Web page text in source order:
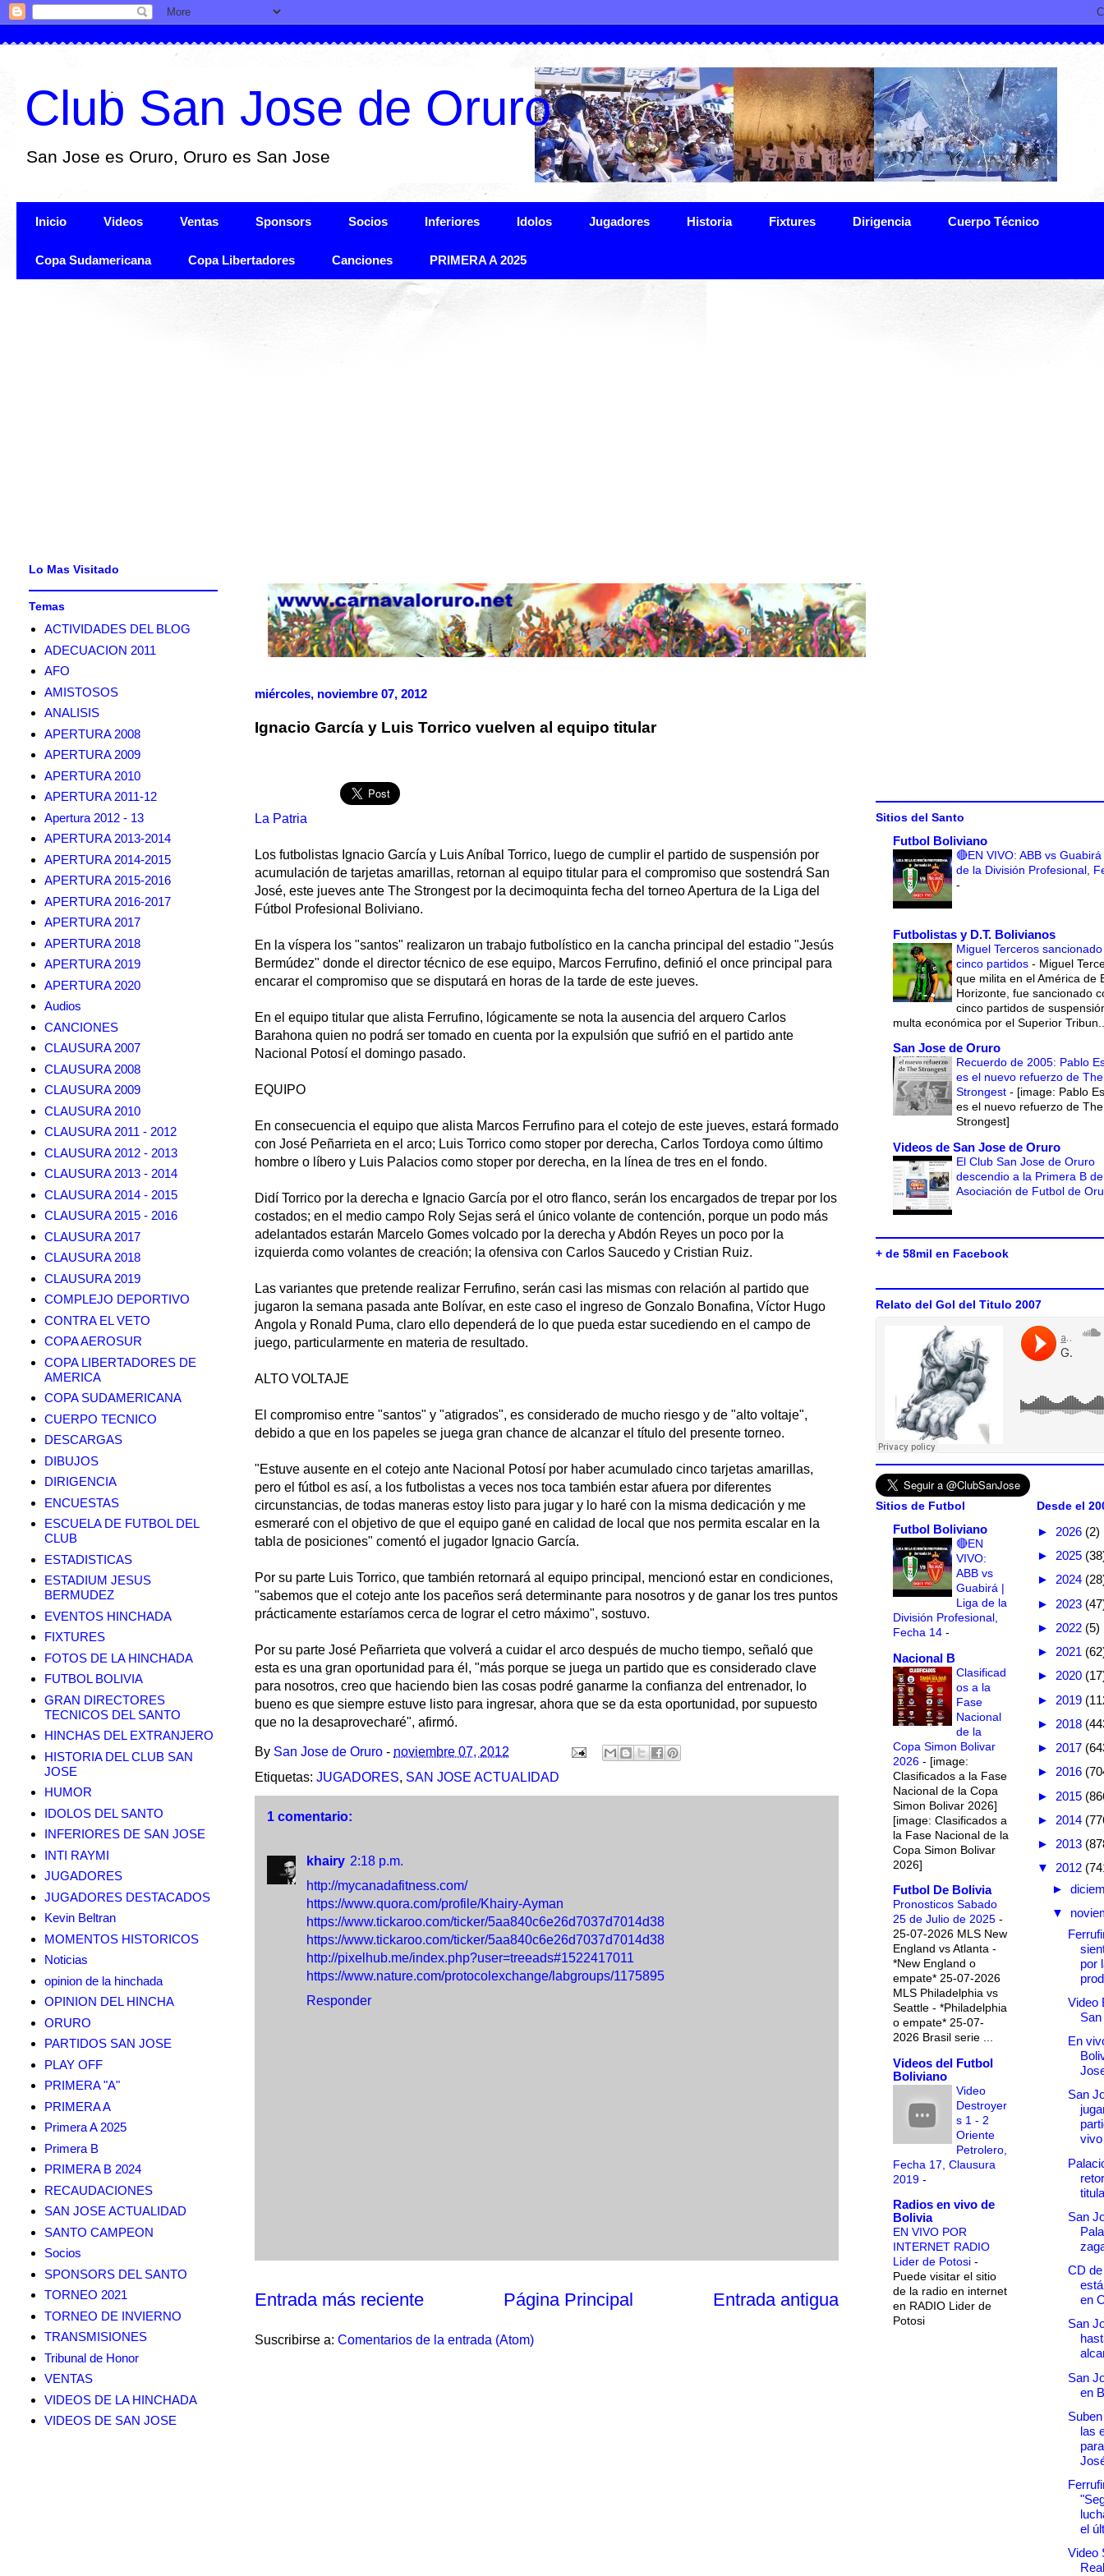
Club San Jose de Oruro
San Jose es Oruro, Oruro es San Jose
Inicio Videos Ventas Sponsors Socios Inferiores Idolos Jugadores Historia Fixtures Dirigencia Cuerpo Técnico
Copa Sudamericana Copa Libertadores Canciones PRIMERA A 2025
miércoles, noviembre 07, 2012
Ignacio García y Luis Torrico vuelven al equipo titular
La Patria
Los futbolistas Ignacio García y Luis Aníbal Torrico, luego de cumplir el partido de suspensión por
acumulación de tarjetas amarillas, retornan al equipo titular para el compromiso que sostendrá San
José, este jueves ante The Strongest por la decimoquinta fecha del torneo Apertura de la Liga del
Fútbol Profesional Boliviano.
En la víspera los "santos" realizaron un trabajo futbolístico en la cancha principal del estadio "Jesús
Bermúdez" donde el director técnico de ese equipo, Marcos Ferrufino, definió el once principal para
encarar el compromiso que se disputará en horas de la tarde de este jueves.
En el equipo titular que alista Ferrufino, lógicamente se nota la ausencia del arquero Carlos
Barahona quien no podrá ser tomado en cuenta por la expulsión que sufrió en el partido ante
Nacional Potosí el domingo pasado.
EQUIPO
En consecuencia el equipo que alista Marcos Ferrufino para el cotejo de este jueves, estará formado
con José Peñarrieta en el arco; Luis Torrico como stoper por derecha, Carlos Tordoya como último
hombre o líbero y Luis Palacios como stoper por derecha, en la línea de tres en el fondo.
Didí Torrico por la derecha e Ignacio García por el otro flanco, serán los encargados de trepar por los
costados; en el medio campo Roly Sejas será el único volante de contención, porque un podo más
adelantados estarán Marcelo Gomes volcado por la derecha y Abdón Reyes un poco por la
izquierda como volantes de creación; la ofensiva con Carlos Saucedo y Cristian Ruiz.
Las variantes que pretende realizar Ferrufino, serán casi las mismas con relación al partido que
jugaron la semana pasada ante Bolívar, en este caso el ingreso de Gonzalo Bonafina, Víctor Hugo
Angola y Ronald Puma, claro ello dependerá de lo que pueda estar sucediendo en el campo de
juego, particularmente en materia de resultado.
ALTO VOLTAJE
El compromiso entre "santos" y "atigrados", es considerado de mucho riesgo y de "alto voltaje",
debido a que en los papeles se juega gran chance de alcanzar el título del presente torneo.
"Estuve ausente en el cotejo ante Nacional Potosí por haber acumulado cinco tarjetas amarillas,
pero el fútbol es así, a los futbolistas a veces nos toca también estar afuera por diferentes
circunstancias, de todas maneras estoy listo para jugar y lo haré con la misma dedicación y me
esmeraré con el objetivo de que el equipo gané en calidad de local que nos permita escalar en la
tabla de posiciones" comentó el jugador Ignacio García.
Por su parte Luis Torrico, que también retornará al equipo principal, mencionó estar en condiciones,
"sabemos que el cotejo ante los paceños será determinante para nosotros y de ganar los tres puntos
prácticamente estaríamos cerca de lograr el cetro máximo", sostuvo.
Por su parte José Peñarrieta que volverá a cuidar el arco después de mucho tiempo, señaló que
esta es una gran oportunidad para él, "más porque se juega un partido que es considerado clave
para nosotros, creo que haciendo bien las cosas podré ganarme la confianza del entrenador, lo
bueno es que siempre estuve listo para ingresar, ahora que se da esta oportunidad, por supuesto
que no la desaprovecharé", afirmó.
By San Jose de Oruro - noviembre 07, 2012
Etiquetas: JUGADORES, SAN JOSE ACTUALIDAD
1 comentario:
khairy 2:18 p.m.
http://mycanadafitness.com/
https://www.quora.com/profile/Khairy-Ayman
https://www.tickaroo.com/ticker/5aa840c6e26d7037d7014d38
https://www.tickaroo.com/ticker/5aa840c6e26d7037d7014d38
http://pixelhub.me/index.php?user=treeads#1522417011
https://www.nature.com/protocolexchange/labgroups/1175895
Responder
Entrada más reciente Entrada antigua
Página Principal
Suscribirse a: Comentarios de la entrada (Atom)
Lo Mas Visitado
Temas
ACTIVIDADES DEL BLOG
ADECUACION 2011
AFO
AMISTOSOS
ANALISIS
APERTURA 2008
APERTURA 2009
APERTURA 2010
APERTURA 2011-12
Apertura 2012 - 13
APERTURA 2013-2014
APERTURA 2014-2015
APERTURA 2015-2016
APERTURA 2016-2017
APERTURA 2017
APERTURA 2018
APERTURA 2019
APERTURA 2020
Audios
CANCIONES
CLAUSURA 2007
CLAUSURA 2008
CLAUSURA 2009
CLAUSURA 2010
CLAUSURA 2011 - 2012
CLAUSURA 2012 - 2013
CLAUSURA 2013 - 2014
CLAUSURA 2014 - 2015
CLAUSURA 2015 - 2016
CLAUSURA 2017
CLAUSURA 2018
CLAUSURA 2019
COMPLEJO DEPORTIVO
CONTRA EL VETO
COPA AEROSUR
COPA LIBERTADORES DE
AMERICA
COPA SUDAMERICANA
CUERPO TECNICO
DESCARGAS
DIBUJOS
DIRIGENCIA
ENCUESTAS
ESCUELA DE FUTBOL DEL
CLUB
ESTADISTICAS
ESTADIUM JESUS
BERMUDEZ
EVENTOS HINCHADA
FIXTURES
FOTOS DE LA HINCHADA
FUTBOL BOLIVIA
GRAN DIRECTORES
TECNICOS DEL SANTO
HINCHAS DEL EXTRANJERO
HISTORIA DEL CLUB SAN
JOSE
HUMOR
IDOLOS DEL SANTO
INFERIORES DE SAN JOSE
INTI RAYMI
JUGADORES
JUGADORES DESTACADOS
Kevin Beltran
MOMENTOS HISTORICOS
Noticias
opinion de la hinchada
OPINION DEL HINCHA
ORURO
PARTIDOS SAN JOSE
PLAY OFF
PRIMERA "A"
PRIMERA A
Primera A 2025
Primera B
PRIMERA B 2024
RECAUDACIONES
SAN JOSE ACTUALIDAD
SANTO CAMPEON
Socios
SPONSORS DEL SANTO
TORNEO 2021
TORNEO DE INVIERNO
TRANSMISIONES
Tribunal de Honor
VENTAS
VIDEOS DE LA HINCHADA
VIDEOS DE SAN JOSE
Sitios del Santo
Futbol Boliviano
🔴EN VIVO: ABB vs
de la División Profesional,
-
Futbolistas y D.T. Bolivianos
Miguel Terceros
cinco partidos - Miguel
que milita en el América de
Horizonte, fue sancionado
cinco partidos de
multa económica por el Superior
San Jose de Oruro
Recuerdo de 2005: Pablo
es el nuevo refuerzo de The
Strongest - [image: Pablo
es el nuevo refuerzo de The
Strongest]
Videos de San Jose de Oruro
El Club San Jose de Oruro
descendio a la Primera B
Asociación de Futbol de
+ de 58mil en Facebook
Relato del Gol del Titulo 2007
Sitios de Futbol
Futbol Boliviano
🔴EN
VIVO:
ABB vs
Guabirá |
Liga de la
División Profesional,
Fecha 14 -
Nacional B
Clasificad
os a la
Fase
Nacional
de la
Copa Simon Bolivar
2026 - [image:
Clasificados a la Fase
Nacional de la Copa
Simon Bolivar 2026]
[image: Clasificados a
la Fase Nacional de la
Copa Simon Bolivar
2026]
Futbol De Bolivia
Pronosticos Sabado
25 de Julio de 2025 -
25-07-2026 MLS New
England vs Atlanta -
*New England o
empate* 25-07-2026
MLS Philadelphia vs
Seattle - *Philadelphia
o empate* 25-07-
2026 Brasil serie ...
Videos del Futbol
Boliviano
Video
Destroyer
s 1 - 2
Oriente
Petrolero,
Fecha 17, Clausura
2019 -
Radios en vivo de
Bolivia
EN VIVO POR
INTERNET RADIO
Lider de Potosi -
Puede visitar el sitio
de la radio en internet
en RADIO Lider de
Potosi
Desde el
► 2026 (2)
► 2025
► 2024
► 2023
► 2022 (5)
► 2021
► 2020
► 2019
► 2018
► 2017
► 2016
► 2015
► 2014
► 2013
▼ 2012
►
▼
por
Video
En
San
vivo
San
CD
en
San
San
en
las
el
Video